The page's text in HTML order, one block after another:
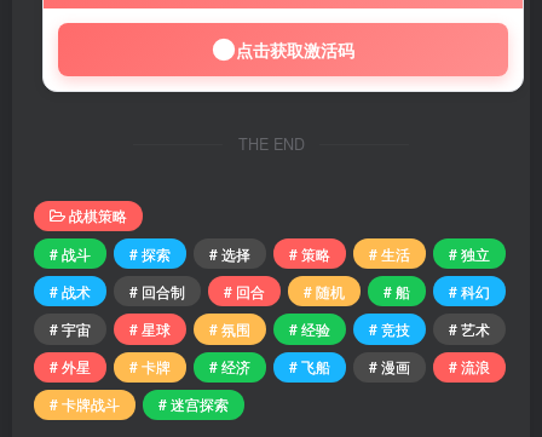
点击获取激活码
THE END
战棋策略
# 战斗
# 探索 # 选择 # 策略 # 生活
# 独立
# 战术
# 回合制 # 回合 # 随机 # 船
# 科幻
# 宇宙
# 星球 # 氛围 # 经验 # 竞技
# 艺术
# 外星
# 卡牌 # 经济 # 飞船 # 漫画
# 流浪
# 卡牌战斗
# 迷宫探索